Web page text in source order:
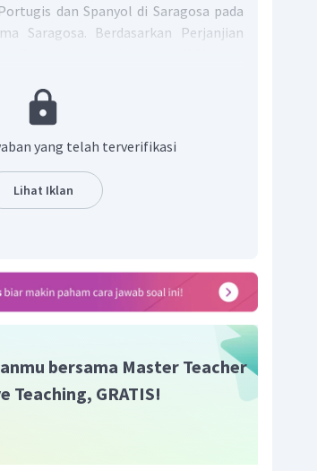
dan Spanyol di Saragosa pada
Saragosa. Berdasarkan Perjanjian
kuat. Portugis semakin berkuasa
perdagangan remnpah-rempah
juga semakin mengancam
yang tepat adalah A.
yang telah terverifikasi
Lihat Iklan
bersama Master Teacher
Teaching, GRATIS!